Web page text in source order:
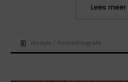
Lees meer
lifestyle / Portretfotografie